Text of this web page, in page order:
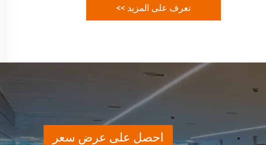
تعرف على المزيد >>
احصل على عرض سعر